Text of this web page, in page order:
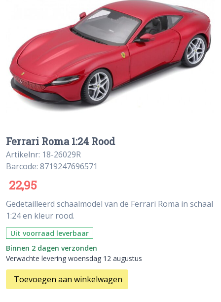
Ferrari Roma 1:24 Rood
Artikelnr: 18-26029R
Barcode: 8719247696571
22,95
Gedetailleerd schaalmodel van de Ferrari Roma in schaal
1:24 en kleur rood.
Uit voorraad leverbaar
Binnen 2 dagen verzonden
Verwachte levering woensdag 12 augustus
Toevoegen aan winkelwagen